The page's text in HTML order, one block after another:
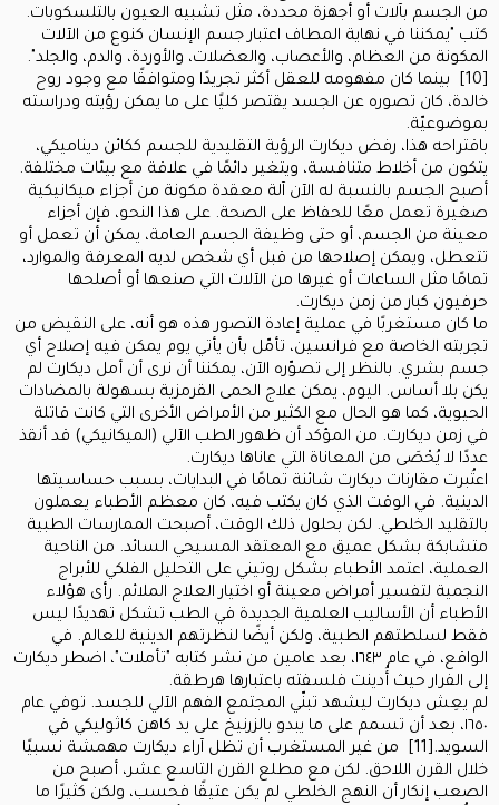
من الجسم بآلات أو أجهزة محددة، مثل تشبيه العيون بالتلسكوبات.
كتب "يمكننا في نهاية المطاف اعتبار جسم الإنسان كنوع من الآلات
المكونة من العظام، والأعصاب، والعضلات، والأوردة، والدم، والجلد".
[10] بينما كان مفهومه للعقل أكثر تجريدًا ومتوافقًا مع وجود روح
خالدة، كان تصوره عن الجسد يقتصر كليًا على ما يمكن رؤيته ودراسته
بموضوعيّة.
باقتراحه هذا، رفض ديكارت الرؤية التقليدية للجسم ككائن ديناميكي،
يتكون من أخلاط متنافسة، ويتغير دائمًا في علاقة مع بيئات مختلفة.
أصبح الجسم بالنسبة له الآن آلة معقدة مكونة من أجزاء ميكانيكية
صغيرة تعمل معًا للحفاظ على الصحة. على هذا النحو، فإن أجزاء
معينة من الجسم، أو حتى وظيفة الجسم العامة، يمكن أن تعمل أو
تتعطل، ويمكن إصلاحها من قبل أي شخص لديه المعرفة والموارد،
تمامًا مثل الساعات أو غيرها من الآلات التي صنعها أو أصلحها
حرفيون كبار من زمن ديكارت.
ما كان مستغربًا في عملية إعادة التصور هذه هو أنه، على النقيض من
تجربته الخاصة مع فرانسين، تأمّل بأن يأتي يوم يمكن فيه إصلاح أي
جسم بشري. بالنظر إلى تصوّره الآن، يمكننا أن نرى أن أمل ديكارت لم
يكن بلا أساس. اليوم، يمكن علاج الحمى القرمزية بسهولة بالمضادات
الحيوية، كما هو الحال مع الكثير من الأمراض الأخرى التي كانت قاتلة
في زمن ديكارت. من المؤكد أن ظهور الطب الآلي (الميكانيكي) قد أنقذ
عددًا لا يُحْصَى من المعاناة التي عاناها ديكارت.
اعتُبرت مقارنات ديكارت شائنة تمامًا في البدايات، بسبب حساسيتها
الدينية. في الوقت الذي كان يكتب فيه، كان معظم الأطباء يعملون
بالتقليد الخلطي. لكن بحلول ذلك الوقت، أصبحت الممارسات الطبية
متشابكة بشكل عميق مع المعتقد المسيحي السائد. من الناحية
العملية، اعتمد الأطباء بشكل روتيني على التحليل الفلكي للأبراج
النجمية لتفسير أمراض معينة أو اختيار العلاج الملائم. رأى هؤلاء
الأطباء أن الأساليب العلمية الجديدة في الطب تشكل تهديدًا ليس
فقط لسلطتهم الطبية، ولكن أيضًا لنظرتهم الدينية للعالم. في
الواقع، في عام ١٦٤٣، بعد عامين من نشر كتابه "تأملات"، اضطر ديكارت
إلى الفرار حيث أُدينت فلسفته باعتبارها هرطقة.
لم يعِش ديكارت ليشهد تبنّي المجتمع الفهم الآلي للجسد. توفي عام
١٦٥٠، بعد أن تسمم على ما يبدو بالزرنيخ على يد كاهن كاثوليكي في
السويد.[11] من غير المستغرب أن تظل آراء ديكارت مهمشة نسبيًا
خلال القرن اللاحق. لكن مع مطلع القرن التاسع عشر، أصبح من
الصعب إنكار أن النهج الخلطي لم يكن عتيقًا فحسب، ولكن كثيرًا ما